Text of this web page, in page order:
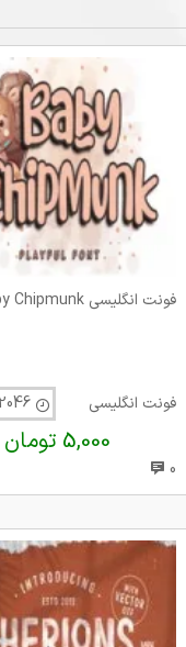
فونت انگلیسی Baby Chipmunk
فونت انگلیسی 2046 روز پیش
5,000 تومان
0